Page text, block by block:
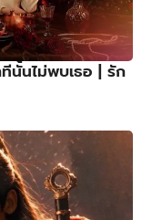
นั้นไม่พบเธอ | รัก